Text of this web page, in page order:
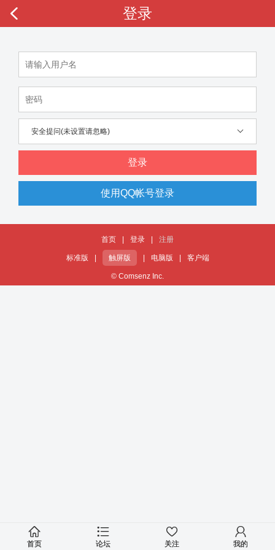
登录
安全提问(未设置请忽略)
登录
使用QQ帐号登录
首页 登录 注册
标准版 触屏版 电脑版 客户端
© Comsenz Inc.
首页 论坛 关注 我的